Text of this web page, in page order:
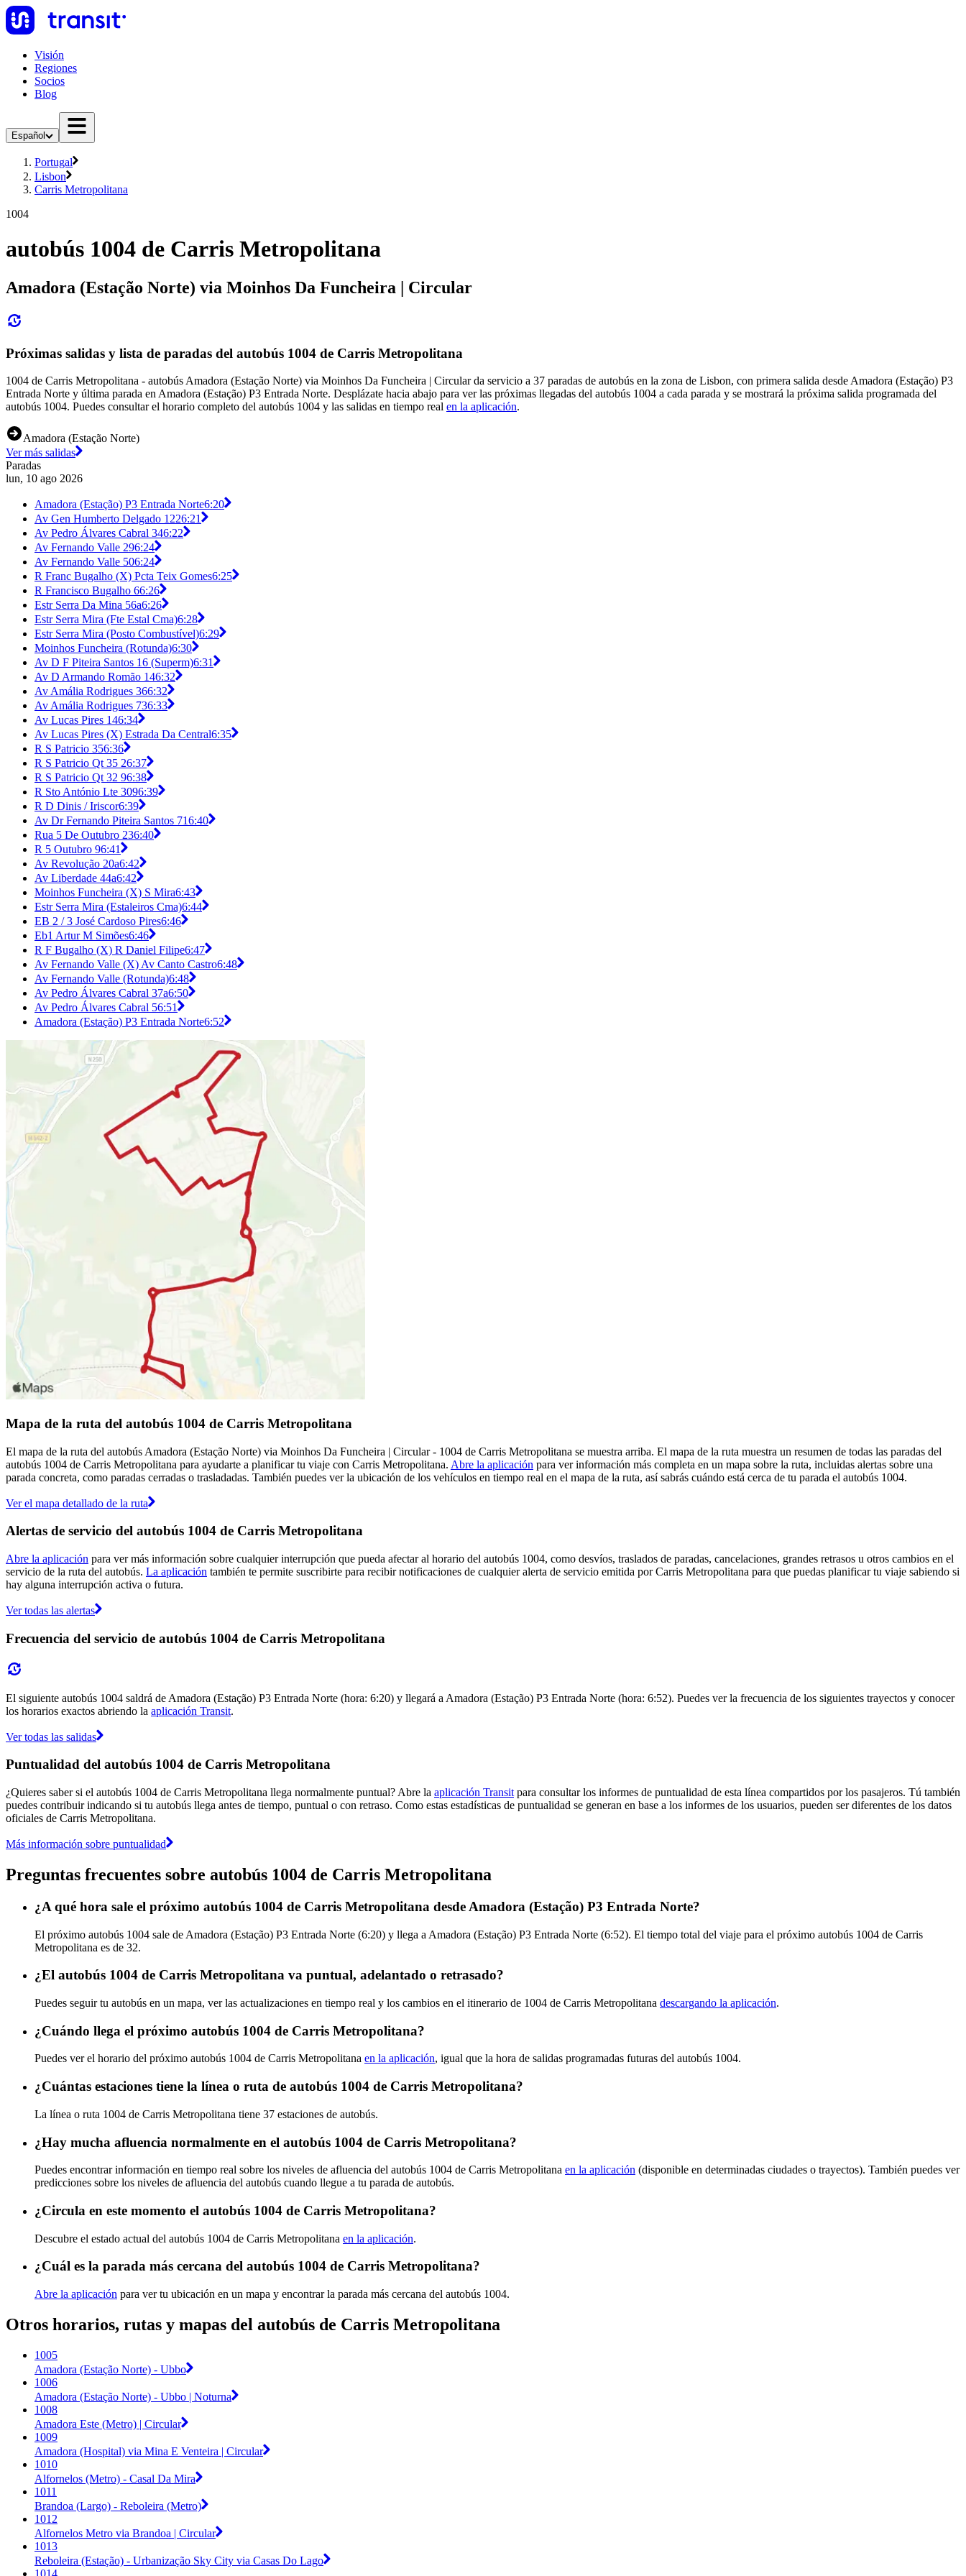
Visión
Regiones
Socios
Blog
Español
Portugal
Lisbon
Carris Metropolitana
1004
autobús 1004 de Carris Metropolitana
Amadora (Estação Norte) via Moinhos Da Funcheira | Circular
Próximas salidas y lista de paradas del autobús 1004 de Carris Metropolitana
1004 de Carris Metropolitana - autobús Amadora (Estação Norte) via Moinhos Da Funcheira | Circular da servicio a 37 paradas de autobús en la zona de Lisbon, con primera salida desde Amadora (Estação) P3
Entrada Norte y última parada en Amadora (Estação) P3 Entrada Norte. Desplázate hacia abajo para ver las próximas llegadas del autobús 1004 a cada parada y se mostrará la próxima salida programada del
autobús 1004. Puedes consultar el horario completo del autobús 1004 y las salidas en tiempo real en la aplicación.
Amadora (Estação Norte)
Ver más salidas
Paradas
lun, 10 ago 2026
Amadora (Estação) P3 Entrada Norte6:20
Av Gen Humberto Delgado 1226:21
Av Pedro Álvares Cabral 346:22
Av Fernando Valle 296:24
Av Fernando Valle 506:24
R Franc Bugalho (X) Pcta Teix Gomes6:25
R Francisco Bugalho 66:26
Estr Serra Da Mina 56a6:26
Estr Serra Mira (Fte Estal Cma)6:28
Estr Serra Mira (Posto Combustível)6:29
Moinhos Funcheira (Rotunda)6:30
Av D F Piteira Santos 16 (Superm)6:31
Av D Armando Romão 146:32
Av Amália Rodrigues 366:32
Av Amália Rodrigues 736:33
Av Lucas Pires 146:34
Av Lucas Pires (X) Estrada Da Central6:35
R S Patricio 356:36
R S Patricio Qt 35 26:37
R S Patricio Qt 32 96:38
R Sto António Lte 3096:39
R D Dinis / Iriscor6:39
Av Dr Fernando Piteira Santos 716:40
Rua 5 De Outubro 236:40
R 5 Outubro 96:41
Av Revolução 20a6:42
Av Liberdade 44a6:42
Moinhos Funcheira (X) S Mira6:43
Estr Serra Mira (Estaleiros Cma)6:44
EB 2 / 3 José Cardoso Pires6:46
Eb1 Artur M Simões6:46
R F Bugalho (X) R Daniel Filipe6:47
Av Fernando Valle (X) Av Canto Castro6:48
Av Fernando Valle (Rotunda)6:48
Av Pedro Álvares Cabral 37a6:50
Av Pedro Álvares Cabral 56:51
Amadora (Estação) P3 Entrada Norte6:52
Mapa de la ruta del autobús 1004 de Carris Metropolitana
El mapa de la ruta del autobús Amadora (Estação Norte) via Moinhos Da Funcheira | Circular - 1004 de Carris Metropolitana se muestra arriba. El mapa de la ruta muestra un resumen de todas las paradas del
autobús 1004 de Carris Metropolitana para ayudarte a planificar tu viaje con Carris Metropolitana. Abre la aplicación para ver información más completa en un mapa sobre la ruta, incluidas alertas sobre una
parada concreta, como paradas cerradas o trasladadas. También puedes ver la ubicación de los vehículos en tiempo real en el mapa de la ruta, así sabrás cuándo está cerca de tu parada el autobús 1004.
Ver el mapa detallado de la ruta
Alertas de servicio del autobús 1004 de Carris Metropolitana
Abre la aplicación para ver más información sobre cualquier interrupción que pueda afectar al horario del autobús 1004, como desvíos, traslados de paradas, cancelaciones, grandes retrasos u otros cambios en el
servicio de la ruta del autobús. La aplicación también te permite suscribirte para recibir notificaciones de cualquier alerta de servicio emitida por Carris Metropolitana para que puedas planificar tu viaje sabiendo si
hay alguna interrupción activa o futura.
Ver todas las alertas
Frecuencia del servicio de autobús 1004 de Carris Metropolitana
El siguiente autobús 1004 saldrá de Amadora (Estação) P3 Entrada Norte (hora: 6:20) y llegará a Amadora (Estação) P3 Entrada Norte (hora: 6:52). Puedes ver la frecuencia de los siguientes trayectos y conocer
los horarios exactos abriendo la aplicación Transit.
Ver todas las salidas
Puntualidad del autobús 1004 de Carris Metropolitana
¿Quieres saber si el autobús 1004 de Carris Metropolitana llega normalmente puntual? Abre la aplicación Transit para consultar los informes de puntualidad de esta línea compartidos por los pasajeros. Tú también
puedes contribuir indicando si tu autobús llega antes de tiempo, puntual o con retraso. Como estas estadísticas de puntualidad se generan en base a los informes de los usuarios, pueden ser diferentes de los datos
oficiales de Carris Metropolitana.
Más información sobre puntualidad
Preguntas frecuentes sobre autobús 1004 de Carris Metropolitana
¿A qué hora sale el próximo autobús 1004 de Carris Metropolitana desde Amadora (Estação) P3 Entrada Norte?
El próximo autobús 1004 sale de Amadora (Estação) P3 Entrada Norte (6:20) y llega a Amadora (Estação) P3 Entrada Norte (6:52). El tiempo total del viaje para el próximo autobús 1004 de Carris
Metropolitana es de 32.
¿El autobús 1004 de Carris Metropolitana va puntual, adelantado o retrasado?
Puedes seguir tu autobús en un mapa, ver las actualizaciones en tiempo real y los cambios en el itinerario de 1004 de Carris Metropolitana descargando la aplicación.
¿Cuándo llega el próximo autobús 1004 de Carris Metropolitana?
Puedes ver el horario del próximo autobús 1004 de Carris Metropolitana en la aplicación, igual que la hora de salidas programadas futuras del autobús 1004.
¿Cuántas estaciones tiene la línea o ruta de autobús 1004 de Carris Metropolitana?
La línea o ruta 1004 de Carris Metropolitana tiene 37 estaciones de autobús.
¿Hay mucha afluencia normalmente en el autobús 1004 de Carris Metropolitana?
Puedes encontrar información en tiempo real sobre los niveles de afluencia del autobús 1004 de Carris Metropolitana en la aplicación (disponible en determinadas ciudades o trayectos). También puedes ver
predicciones sobre los niveles de afluencia del autobús cuando llegue a tu parada de autobús.
¿Circula en este momento el autobús 1004 de Carris Metropolitana?
Descubre el estado actual del autobús 1004 de Carris Metropolitana en la aplicación.
¿Cuál es la parada más cercana del autobús 1004 de Carris Metropolitana?
Abre la aplicación para ver tu ubicación en un mapa y encontrar la parada más cercana del autobús 1004.
Otros horarios, rutas y mapas del autobús de Carris Metropolitana
1005
Amadora (Estação Norte) - Ubbo
1006
Amadora (Estação Norte) - Ubbo | Noturna
1008
Amadora Este (Metro) | Circular
1009
Amadora (Hospital) via Mina E Venteira | Circular
1010
Alfornelos (Metro) - Casal Da Mira
1011
Brandoa (Largo) - Reboleira (Metro)
1012
Alfornelos Metro via Brandoa | Circular
1013
Reboleira (Estação) - Urbanização Sky City via Casas Do Lago
1014